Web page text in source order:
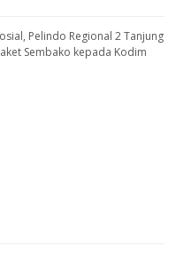
Pelindo Regional 2 Tanjung
Sembako kepada Kodim